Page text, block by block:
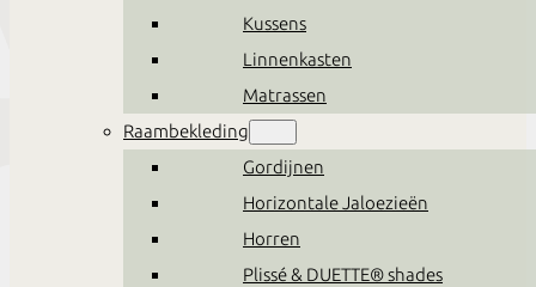
Kussens
Linnenkasten
Matrassen
Raambekleding
Gordijnen
Horizontale Jaloezieën
Horren
Plissé & DUETTE® shades